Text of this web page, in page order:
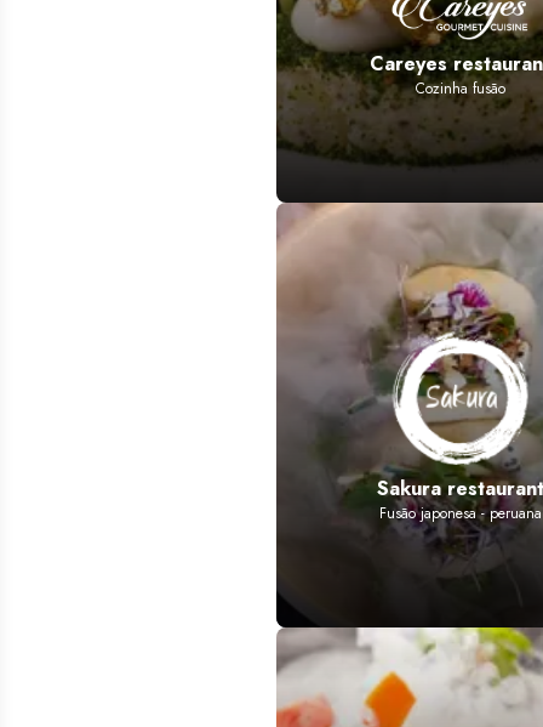
Careyes
Cozinha fusão
Sakura restaurant
Fusão japonesa - peruana